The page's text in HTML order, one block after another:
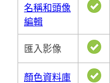
名稱和頭像
編輯
匯入影像
顏色資料庫